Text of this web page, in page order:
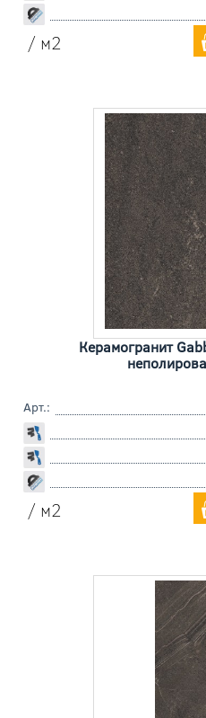
/ м2
Керамогранит
Арт.:
/ м2